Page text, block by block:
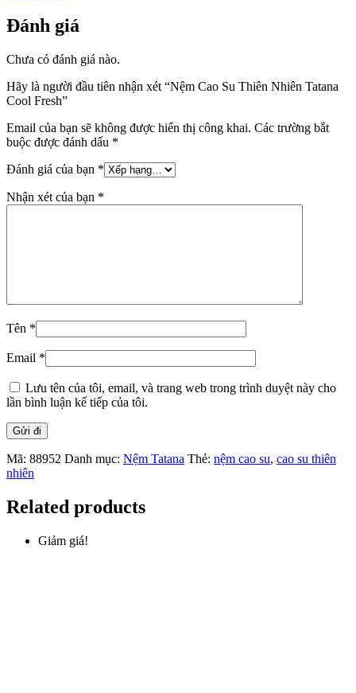
Đánh giá
Chưa có đánh giá nào.
Hãy là người đầu tiên nhận xét “Nệm Cao Su Thiên Nhiên Tatana
Cool Fresh”
Email của bạn sẽ không được hiển thị công khai. Các trường bắt
buộc được đánh dấu *
Đánh giá của bạn *
Nhận xét của bạn *
Tên *
Email *
Lưu tên của tôi, email, và trang web trong trình duyệt này cho
lần bình luận kế tiếp của tôi.
Mã: 88952 Danh mục: Nệm Tatana Thẻ: nệm cao su, cao su thiên
nhiên
Related products
Giảm giá!